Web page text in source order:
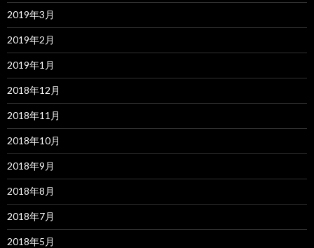
2019年3月
2019年2月
2019年1月
2018年12月
2018年11月
2018年10月
2018年9月
2018年8月
2018年7月
2018年5月